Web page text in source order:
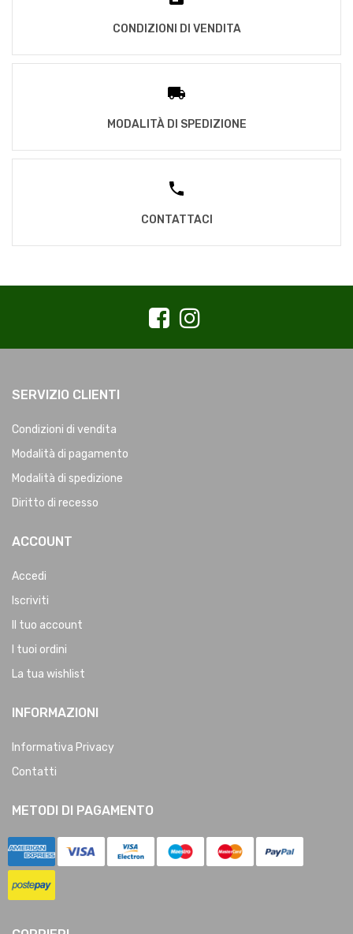
CONDIZIONI DI VENDITA
MODALITÀ DI SPEDIZIONE
CONTATTACI
SERVIZIO CLIENTI
Condizioni di vendita
Modalità di pagamento
Modalità di spedizione
Diritto di recesso
ACCOUNT
Accedi
Iscriviti
Il tuo account
I tuoi ordini
La tua wishlist
INFORMAZIONI
Informativa Privacy
Contatti
METODI DI PAGAMENTO